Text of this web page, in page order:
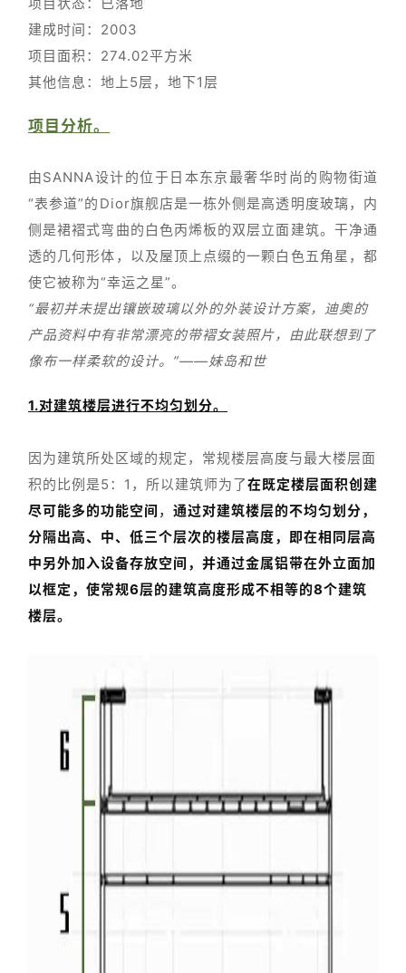
建成时间：2003
项目面积：274.02平方米
其他信息：地上5层，地下1层
项目分析。
由SANNA设计的位于日本东京最奢华时尚的购物街道
“表参道”的Dior旗舰店是一栋外侧是高透明度玻璃，内
侧是裙褶式弯曲的白色丙烯板的双层立面建筑。干净通
透的几何形体，以及屋顶上点缀的一颗白色五角星，都
使它被称为“幸运之星”。
“最初并未提出镶嵌玻璃以外的外装设计方案，迪奥的
产品资料中有非常漂亮的带褶女装照片，由此联想到了
像布一样柔软的设计。”——妹岛和世
1.对建筑楼层进行不均匀划分。
因为建筑所处区域的规定，常规楼层高度与最大楼层面
积的比例是5：1，所以建筑师为了在既定楼层面积创建
尽可能多的功能空间 ， 通过对建筑楼层的不均匀划分，
分隔出高、中、低三个层次的楼层高度，即在相同层高
中另外加入设备存放空间，并通过金属铝带在外立面加
以框定，使常规6层的建筑高度形成不相等的8个建筑
楼层。